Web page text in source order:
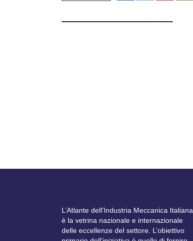
L’Atlante dell’Industria Meccanica Italiana
è la vetrina nazionale e internazionale
delle eccellenze del settore. L’obiettivo